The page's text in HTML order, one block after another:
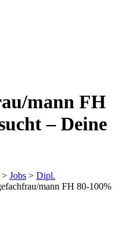
mann FH
– Deine
> Jobs > Dipl.
mann FH 80-100%